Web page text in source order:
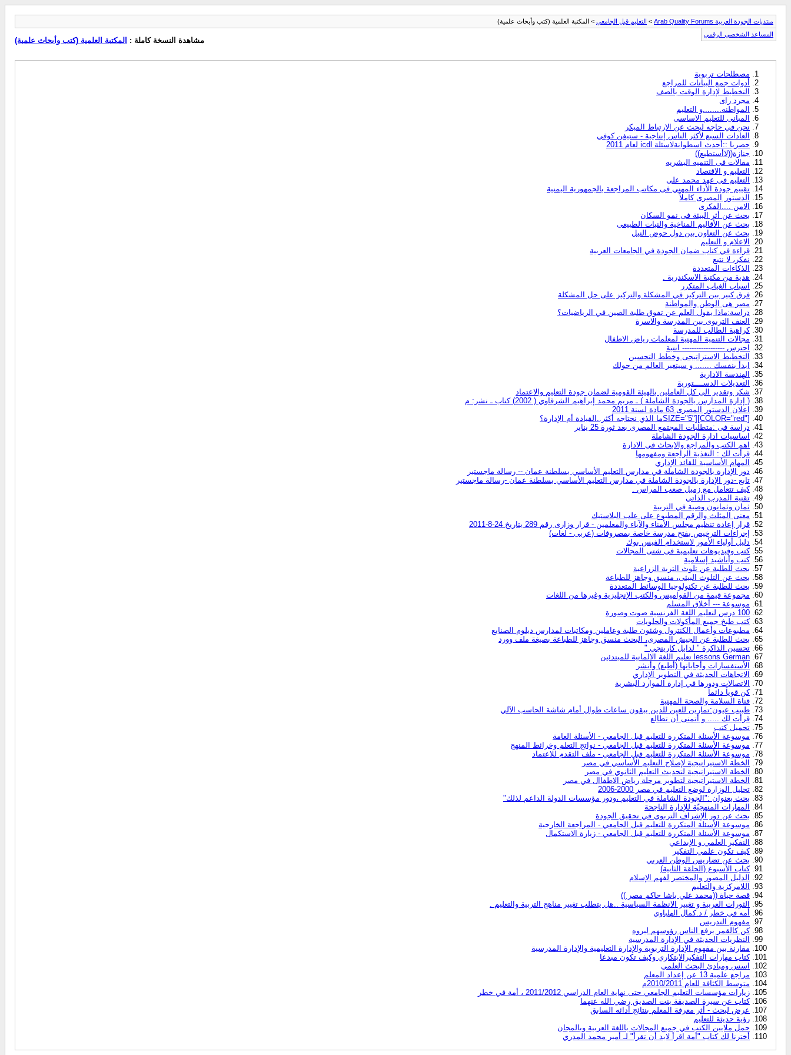
منتديات الجودة العربية Arab Quality Forums > التعليم قبل الجامعي > المكتبة العلمية (كتب وأبحاث علمية)
المساعد الشخصي الرقمي
مشاهدة النسخة كاملة : المكتبة العلمية (كتب وأبحاث علمية)
مصطلحات تربوية
أدوات جمع البيانات للمراجع
التخطيط لإدارة الوقت بالصف
مجرد راى
المواطنه........و التعليم
المبانى للتعليم الاساسى
نحن في حاجه لبحث عن الارتباط المبكر
العادات السبع لأكثر الناس إنتاجية - ستيفن كوفي
حصريا ::أحدث اسطوانةلاسئلة icdl لعام 2011
جنازة((لاأستطيع))
مقالات فى التنميه البشريه
التعليم و الاقتصاد
التعليم فى عهد محمد على
تقييم جودة الأداء المهني فى مكاتب المراجعة بالجمهورية اليمنية
الدستور المصرى كاملاً
الامن ....الفكرى
بحث عن أثر البيئة فى نمو السكان
بحث عن الأقاليم المناخية والنبات الطبيعى
بحث عن التعاون بين دول حوض النيل
الاعلام و التعليم
قراءة في كتاب ضمان الجودة في الجامعات العربية
نفكر، لا نتبع
الذكاءات المتعددة
هدية من مكتبة الاسكندرية .
اسباب الغياب المتكرر
فرق كبير بين التركيز في المشكلة والتركيز على حل المشكلة
مصر هى الوطن والمواطنة
دراسة:ماذا يقول العلم عن تفوق طلبة الصين في الرياضيات؟
العنف التربوى بين المدرسة والاسرة
كراهية الطالب للمدرسة
مجالات التنمية المهنية لمعلمات رياض الاطفال
احترس ------------------ انتبة
التخطيط الاستراتيجى وخطط التحسين
ابدأ بنفسك ....... و سيتغير العالم من حولك
الهندسة الادارية
التعديلات الدســــتورية
شكر وتقدير الى كل العاملين بالهيئة القومية لضمان جودة التعليم والاعتماد
( إدارة المدارس بالجودة الشاملة ) ـ مريم محمد إبراهيم الشرقاوي ( 2002) كتاب ـ نشر: م
اعلان الدستور المصرى 63 مادة لسنة 2011
SIZE="5"][COLOR="red"]ما الذي نحتاجه أكثر..القيادة أم الإدارة؟
دراسة فى :متطلبات المجتمع المصرى بعد ثورة 25 يناير
اساسيات ادارة الجودة الشاملة
اهم الكتب والمراجع والابحاث فى الادارة
قرأت لك : التغذية الراجعة ومفهومها
المهام الأساسية للقائد الإداري
دور الإدارة بالجودة الشاملة في مدارس التعليم الأساسي بسلطنة عمان -- رسالة ماجستير
تابع -دور الإدارة بالجودة الشاملة في مدارس التعليم الأساسي بسلطنة عمان -رسالة ماجستير
كيف تتعامل مع زميل صعب المراس .
تقنية المدرب الذاتي
ثمان وثمانون وصية في التربية
معنى المثلث والرقم المطبوع على علب البلاستيك
قرار إعادة تنظيم مجلس الأمناء والآباء والمعلمين - قرار وزارى رقم 289 بتاريخ 24-8-2011
إجراءات الترخيص بفتح مدرسة خاصة بمصروفات (عربى - لغات)
دليل أولياء الأمور لاستخدام الفيس بوك
كتب وفيديوهات تعليمية فى شتى المجالات
كتب وأناشيد إسلامية
بحث للطلبة عن تلوث التربة الزراعية
بحث عن التلوث البيئى، منسق وجاهز للطباعة
بحث للطلبة عن تكنولوجيا الوسائط المتعددة
مجموعة قيمة من القواميس والكتب الإنجليزية وغيرها من اللغات
موسوعة --- أخلاق المسلم
100 درس لتعليم اللغة الفرنسية صوت وصورة
كتب طبخ جميع المأكولات والحلويات
مطبوعات وأعمال الكنترول وشئون طلبة وعاملين ومكاتبات لمدارس دبلوم الصنايع
بحث للطلبة عن الجيش المصرى، البحث منسق وجاهز للطباعة بصيغة ملف وورد
تحسين الذاكرة " لدايل كارينجي "
lessons German تعليم اللغة الالمانية للمبتدئين
الأستفسارات وأجاباتها (أطبع) وأنشر
الاتجاهات الحديثة في التطوير الإداري
الاتصالات ودورها في إدارة الموارد البشرية
كن قوياً دائماً
قناة السلامة والصحة المهنية
طبيب عيون:تمارين للعين للذين يبقون ساعات طوال أمام شاشة الحاسب الآلي
قرأت لك ..... و أتمنى أن تطالع
تحميل كتب
موسوعة الأسئلة المتكررة للتعليم قبل الجامعي - الأسئلة العامة
موسوعة الأسئلة المتكررة للتعليم قبل الجامعي - نواتج التعلم وخرائط المنهج
موسوعة الأسئلة المتكررة للتعليم قبل الجامعي - ملف التقدم للاعتماد
الخطة الاستيراتيجية لإصلاح التعليم الأساسي في مصر
الخطة الاستيراتيجية لتحديث التعليم الثانوي في مصر
الخطة الاستيراتيجية لتطوير مرحلة رياض الاطفاال في مصر
تحليل الوزارة لوضع التعليم في مصر 2000-2006
بحث بعنوان :"الجودة الشاملة في التعليم ،ودور مؤسسات الدولة الداعم لذلك"
المهارات المنهجيّة للإدارة الناجحة
بحث عن دور الإشراف التربوي في تحقيق الجودة
موسوعة الأسئلة المتكررة للتعليم قبل الجامعي - المراجعة الخارجية
موسوعة الأسئلة المتكررة للتعليم قبل الجامعي - زيارة الاستكمال
النفكير العلمي و الإبداعي
كيف تكون علمي التفكير
بحث عن تضاريس الوطن العربي
كتاب الأسبوع (الحلقة الثانية)
الدليل المصور والمختصر لفهم الإسلام
اللامركزية والتعليم
قصة حياة ((محمد علي باشا حاكم مصر ))
الثورات العربية و تغيير الانظمة السياسية ..هل يتطلب تغيير مناهج التربية والتعليم .
أمه في خطر / د.كمال الهلباوي
مفهوم التدريس
كن كالقمر يرفع الناس رؤوسهم ليروه
النظريات الحديثة في الإدارة المدرسية
مقارنة بين مفهوم الإدارة التربوية والإدارة التعليمية والإدارة المدرسية
كتاب مهارات التفكيرالابتكاري وكيف تكون مبدعا
اسس ومبادئ البحث العلمي
مراجع علمية 13 عن إعداد المعلم
متوسط الكثافة للعام 2010/2011م
زيارات مؤسسات التعليم الجامعي حتى نهاية العام الدراسي 2011/2012 ، أمة في خطر
كتاب عن سيرة الصديقة بنت الصديق رضي الله عنهما
عرض لبحث - أثر معرفة المعلم بنتائج أدائه السابق
رؤية حديثة للتعليم
حمل ملايين الكتب في جميع المجالات باللغة العربية وبالمجان
أخترنا لك كتاب "أمة اقرأ لابد أن تقرأ" لـ أمير محمد المدري